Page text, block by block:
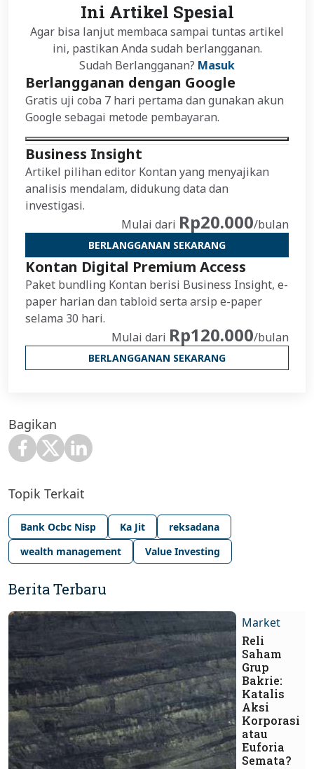
Ini Artikel Spesial
Agar bisa lanjut membaca sampai tuntas artikel
ini, pastikan Anda sudah berlangganan.
Sudah Berlangganan? Masuk
Berlangganan dengan Google
Gratis uji coba 7 hari pertama dan gunakan akun
Google sebagai metode pembayaran.
Business Insight
Artikel pilihan editor Kontan yang menyajikan
analisis mendalam, didukung data dan
investigasi.
Mulai dari Rp20.000/bulan
BERLANGGANAN SEKARANG
Kontan Digital Premium Access
Paket bundling Kontan berisi Business Insight, e-
paper harian dan tabloid serta arsip e-paper
selama 30 hari.
Mulai dari Rp120.000/bulan
BERLANGGANAN SEKARANG
Bagikan
Topik Terkait
Bank Ocbc Nisp Ka Jit
reksadana
wealth management
Value Investing
Berita Terbaru
Market
Reli
Saham
Grup
Bakrie:
Katalis
Aksi
Korporasi
atau
Euforia
Semata?